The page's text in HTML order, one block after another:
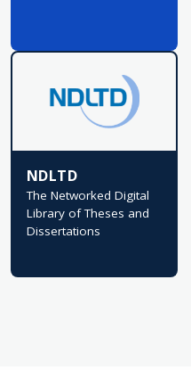
NDLTD
The Networked Digital
Library of Theses and
Dissertations